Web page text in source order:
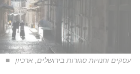
עסקים וחנויות סגורות בירושלים, ארכיון